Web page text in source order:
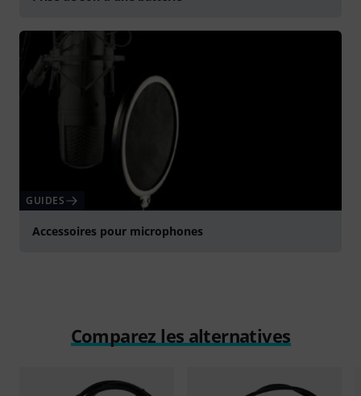
GUIDES
Accessoires pour microphones
Comparez les alternatives